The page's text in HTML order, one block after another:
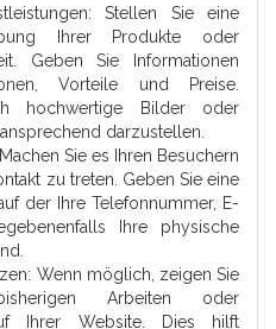
Stellen Sie eine
Ihrer Produkte oder
Geben Sie Informationen
Vorteile und Preise.
hochwertige Bilder oder
darzustellen.
Sie es Ihren Besuchern
zu treten. Geben Sie eine
der Ihre Telefonnummer, E-
Ihre physische
Wenn möglich, zeigen Sie
Arbeiten oder
Ihrer Website. Dies hilft